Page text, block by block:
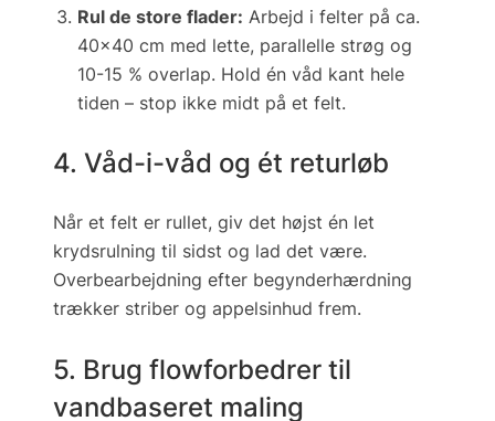
Rul de store flader: Arbejd i felter på ca.
40×40 cm med lette, parallelle strøg og
10-15 % overlap. Hold én våd kant hele
tiden – stop ikke midt på et felt.
4. Våd-i-våd og ét returløb
Når et felt er rullet, giv det højst én let
krydsrulning til sidst og lad det være.
Overbearbejdning efter begynderhærdning
trækker striber og appelsinhud frem.
5. Brug flowforbedrer til
vandbaseret maling